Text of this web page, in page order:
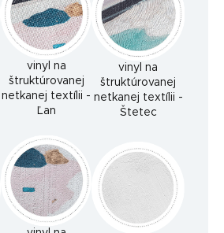
vinyl na
štruktúrovanej
netkanej textílii -
Ľan
vinyl na
štruktúrovanej
netkanej textílii -
Štetec